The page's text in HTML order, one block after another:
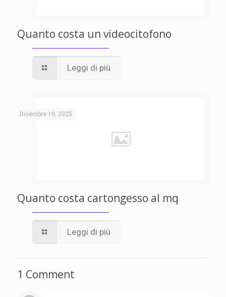
Quanto costa un videocitofono
Leggi di più
Dicembre 19, 2025
Quanto costa cartongesso al mq
Leggi di più
1 Comment